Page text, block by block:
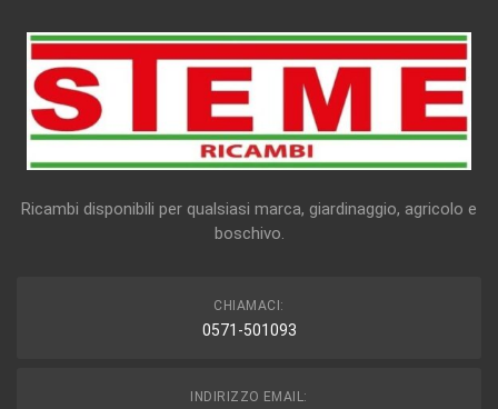
Ricambi disponibili per qualsiasi marca, giardinaggio, agricolo e
boschivo.
CHIAMACI:
0571-501093
INDIRIZZO EMAIL: